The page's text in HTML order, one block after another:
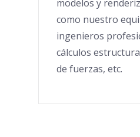
modelos y
como nuestro
ingenieros
cálculos
de fuerzas, etc.